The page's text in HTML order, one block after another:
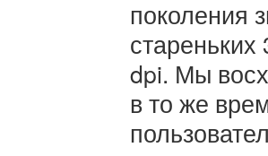
поколения
dpi. Мы
в то же